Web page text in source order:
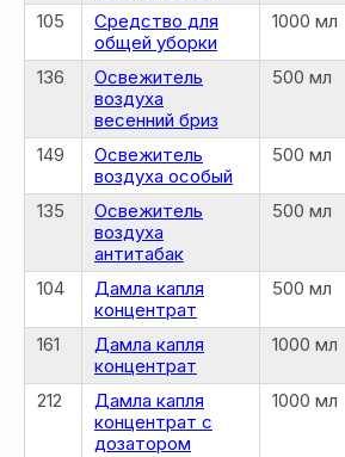
105
Средство для
общей уборки
1000 мл
136
Освежитель
воздуха
весенний бриз
500 мл
149
Освежитель
воздуха особый
500 мл
135
Освежитель
воздуха
антитабак
500 мл
104
Дамла капля
концентрат
500 мл
161
Дамла капля
концентрат
1000 мл
212
Дамла капля
концентрат с
дозатором
1000 мл
MOSCOW
Оплата и доставка
Официальный партнёр
Бады и витамины